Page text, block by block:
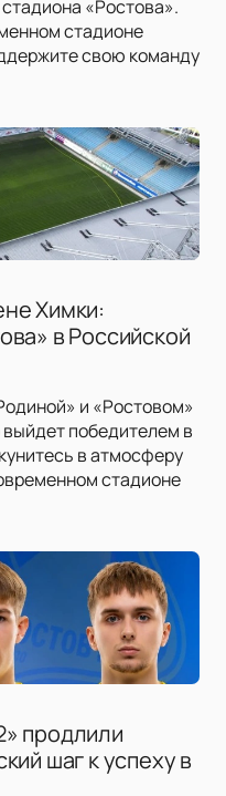
«Ростова».
стадионе
свою команду
Химки:
в Российской
и «Ростовом»
победителем в
в атмосферу
стадионе
продлили
шаг к успеху в